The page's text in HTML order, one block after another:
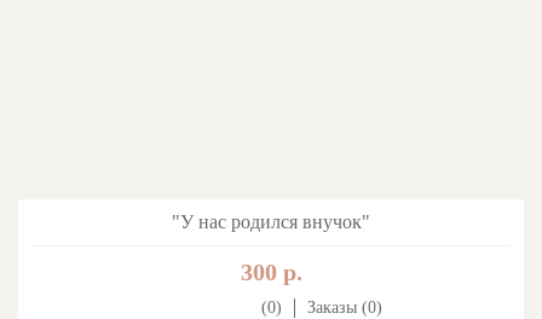
"У нас родился внучок"
300 р.
(0) Заказы (0)